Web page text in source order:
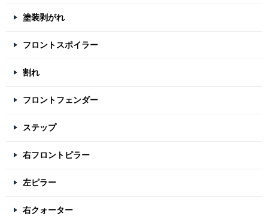
塗装剥がれ
フロントスポイラー
割れ
フロントフェンダー
ステップ
右フロントピラー
左ピラー
右クォーター